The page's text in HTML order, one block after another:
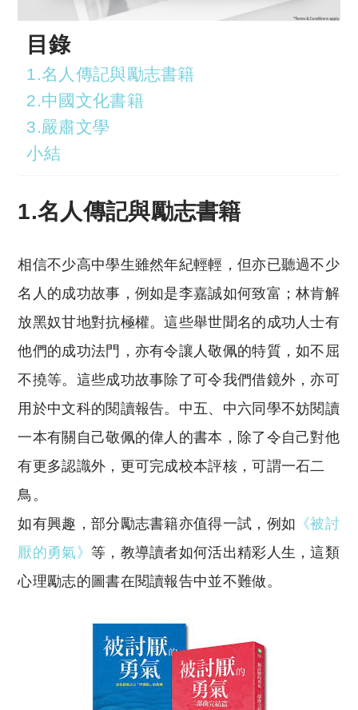
目錄
1.名人傳記與勵志書籍
2.中國文化書籍
3.嚴肅文學
小結
1.名人傳記與勵志書籍
相信不少高中學生雖然年紀輕輕，但亦已聽過不少
名人的成功故事，例如是李嘉誠如何致富；林肯解
放黑奴甘地對抗極權。這些舉世聞名的成功人士有
他們的成功法門，亦有令讓人敬佩的特質，如不屈
不撓等。這些成功故事除了可令我們借鏡外，亦可
用於中文科的閱讀報告。中五、中六同學不妨閱讀
一本有關自己敬佩的偉人的書本，除了令自己對他
有更多認識外，更可完成校本評核，可謂一石二
鳥。
如有興趣，部分勵志書籍亦值得一試，例如 《被討
厭的勇氣》 等，教導讀者如何活出精彩人生，這類
心理勵志的圖書在閱讀報告中並不難做。